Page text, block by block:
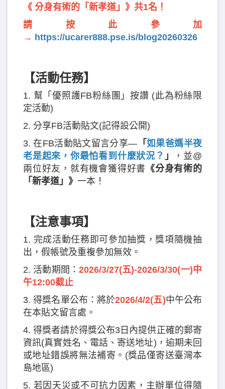
《 分身有術的「新孝道」》共1名！
請按此參加
→ https://ucarer888.pse.is/blog20260326
【活動任務】
1. 幫「優照護FB粉絲團」按讚 (此為粉絲限
定活動)
2. 分享FB活動貼文(記得設公開)
3. 在FB活動貼文留言分享— 「如果爸媽半夜
老是起來，你最怕看到什麼狀況？ 」
，並@
兩位好友，就有機會獲得好書 《分身有術的
「新孝道」》 一本！
【注意事項】
1. 完成活動任務即可參加抽獎，獎項隨機抽
出，假帳號及重複參加無效。
2. 活動期間：2026/3/27(五)-2026/3/30(一)中
午12:00截止
3. 得獎名單公布：將於2026/4/2(五)中午公布
在本貼文留言處。
4. 得獎者請於得獎公布3日內提供正確的郵寄
資訊(真實姓名、電話、寄送地址)，逾期未回
或地址錯誤將無法補寄。(獎品僅寄送臺灣本
島地區)
5. 若因天災或不可抗力因素，主辦單位得隨